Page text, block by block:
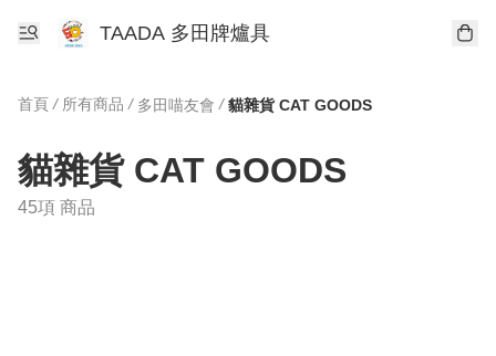
TAADA 多田牌爐具
首頁 / 所有商品 / 多田喵友會 / 貓雜貨 CAT GOODS
貓雜貨 CAT GOODS
45項 商品